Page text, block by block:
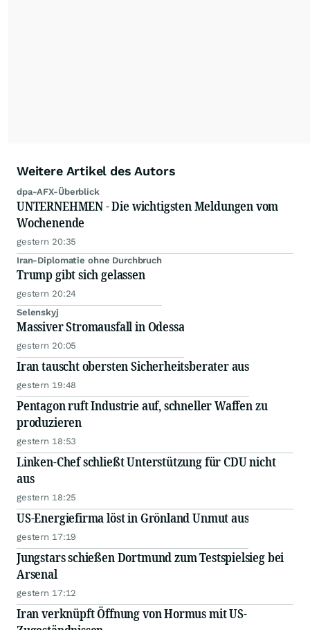
Weitere Artikel des Autors
dpa-AFX-Überblick
UNTERNEHMEN - Die wichtigsten Meldungen vom
Wochenende
gestern 20:35
Iran-Diplomatie ohne Durchbruch
Trump gibt sich gelassen
gestern 20:24
Selenskyj
Massiver Stromausfall in Odessa
gestern 20:05
Iran tauscht obersten Sicherheitsberater aus
gestern 19:48
Pentagon ruft Industrie auf, schneller Waffen zu
produzieren
gestern 18:53
Linken-Chef schließt Unterstützung für CDU nicht
aus
gestern 18:25
US-Energiefirma löst in Grönland Unmut aus
gestern 17:19
Jungstars schießen Dortmund zum Testspielsieg bei
Arsenal
gestern 17:12
Iran verknüpft Öffnung von Hormus mit US-